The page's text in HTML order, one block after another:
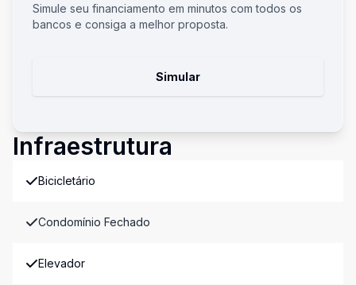
Simule seu financiamento em minutos com todos os
bancos e consiga a melhor proposta.
Simular
Infraestrutura
Bicicletário
Condomínio Fechado
Elevador